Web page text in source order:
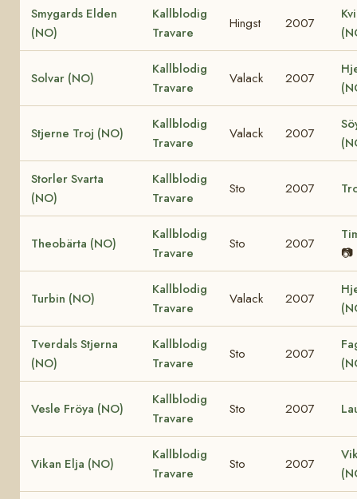
Smygards Elden
(NO)
Kallblodig
Travare
Hingst 2007
Solvar (NO)
Kallblodig
Travare
Valack 2007
Stjerne Troj (NO)
Kallblodig
Travare
Valack 2007
Storler Svarta
(NO)
Kallblodig
Travare
Sto 2007
Theobärta (NO)
Kallblodig
Travare
Sto 2007
📷
Turbin (NO)
Kallblodig
Travare
Valack 2007
Tverdals Stjerna
(NO)
Kallblodig
Travare
Sto 2007
Vesle Fröya (NO)
Kallblodig
Travare
Sto 2007
Vikan Elja (NO)
Kallblodig
Travare
Sto 2007